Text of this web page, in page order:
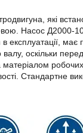
які
Насос Д2000-
експлуатації,
оскільки
Стандартне